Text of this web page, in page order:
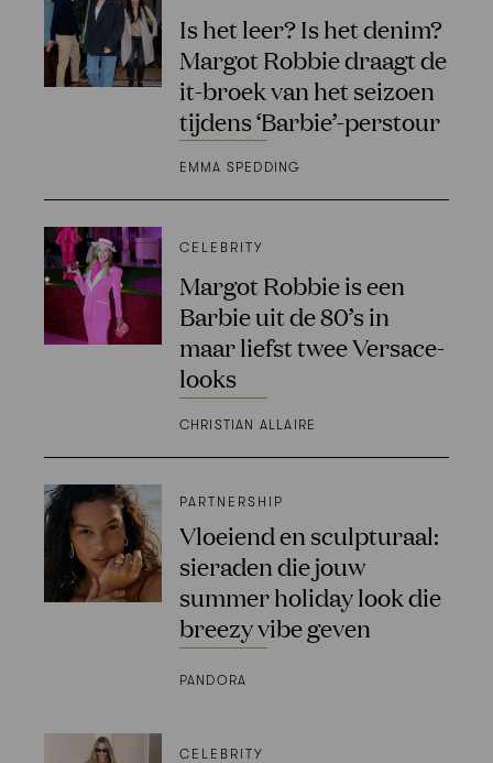
Is het leer? Is het denim?
Margot Robbie draagt de
it-broek van het seizoen
tijdens ‘Barbie’-perstour
EMMA SPEDDING
CELEBRITY
Margot Robbie is een
Barbie uit de 80’s in
maar liefst twee Versace-
looks
CHRISTIAN ALLAIRE
PARTNERSHIP
Vloeiend en sculpturaal:
sieraden die jouw
summer holiday look die
breezy vibe geven
PANDORA
CELEBRITY